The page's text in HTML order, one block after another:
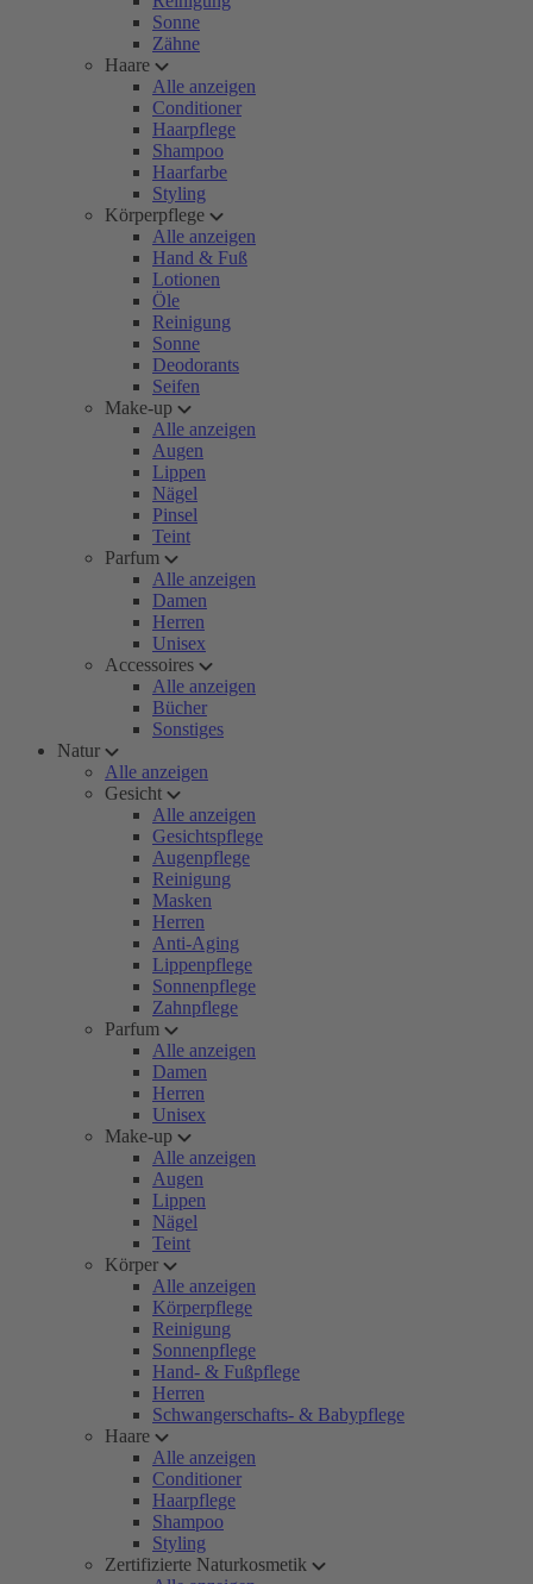
Sonne
Zähne
Haare
Alle anzeigen
Conditioner
Haarpflege
Shampoo
Haarfarbe
Styling
Körperpflege
Alle anzeigen
Hand & Fuß
Lotionen
Öle
Reinigung
Sonne
Deodorants
Seifen
Make-up
Alle anzeigen
Augen
Lippen
Nägel
Pinsel
Teint
Parfum
Alle anzeigen
Damen
Herren
Unisex
Accessoires
Alle anzeigen
Bücher
Sonstiges
Natur
Alle anzeigen
Gesicht
Alle anzeigen
Gesichtspflege
Augenpflege
Reinigung
Masken
Herren
Anti-Aging
Lippenpflege
Sonnenpflege
Zahnpflege
Parfum
Alle anzeigen
Damen
Herren
Unisex
Make-up
Alle anzeigen
Augen
Lippen
Nägel
Teint
Körper
Alle anzeigen
Körperpflege
Reinigung
Sonnenpflege
Hand- & Fußpflege
Herren
Schwangerschafts- & Babypflege
Haare
Alle anzeigen
Conditioner
Haarpflege
Shampoo
Styling
Zertifizierte Naturkosmetik